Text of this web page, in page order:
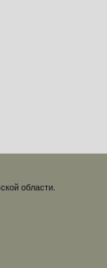
области.